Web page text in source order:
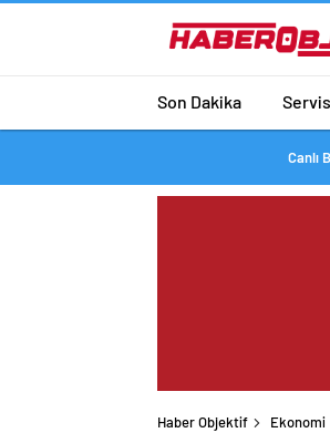
Son Dakika
Canlı
Haber Objektif Ekonomi